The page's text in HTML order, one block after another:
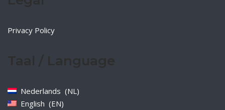
Privacy Policy
Nederlands
NL
English
EN